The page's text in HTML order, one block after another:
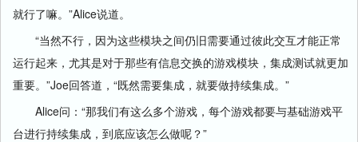
就行了嘛。”Alice说道。
“当然不行，因为这些模块之间仍旧需要通过彼此交互才能正常
运行起来，尤其是对于那些有信息交换的游戏模块，集成测试就更加
重要。”Joe回答道，“既然需要集成，就要做持续集成。”
Alice问：“那我们有这么多个游戏，每个游戏都要与基础游戏平
台进行持续集成，到底应该怎么做呢？”